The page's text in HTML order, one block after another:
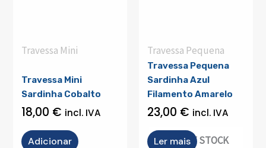
Travessa Mini
Travessa Mini
Sardinha Cobalto
18,00 € incl. IVA
Adicionar
Travessa Pequena
OUT OF STOCK
Travessa Pequena
Sardinha Azul
Filamento Amarelo
23,00 € incl. IVA
Ler mais